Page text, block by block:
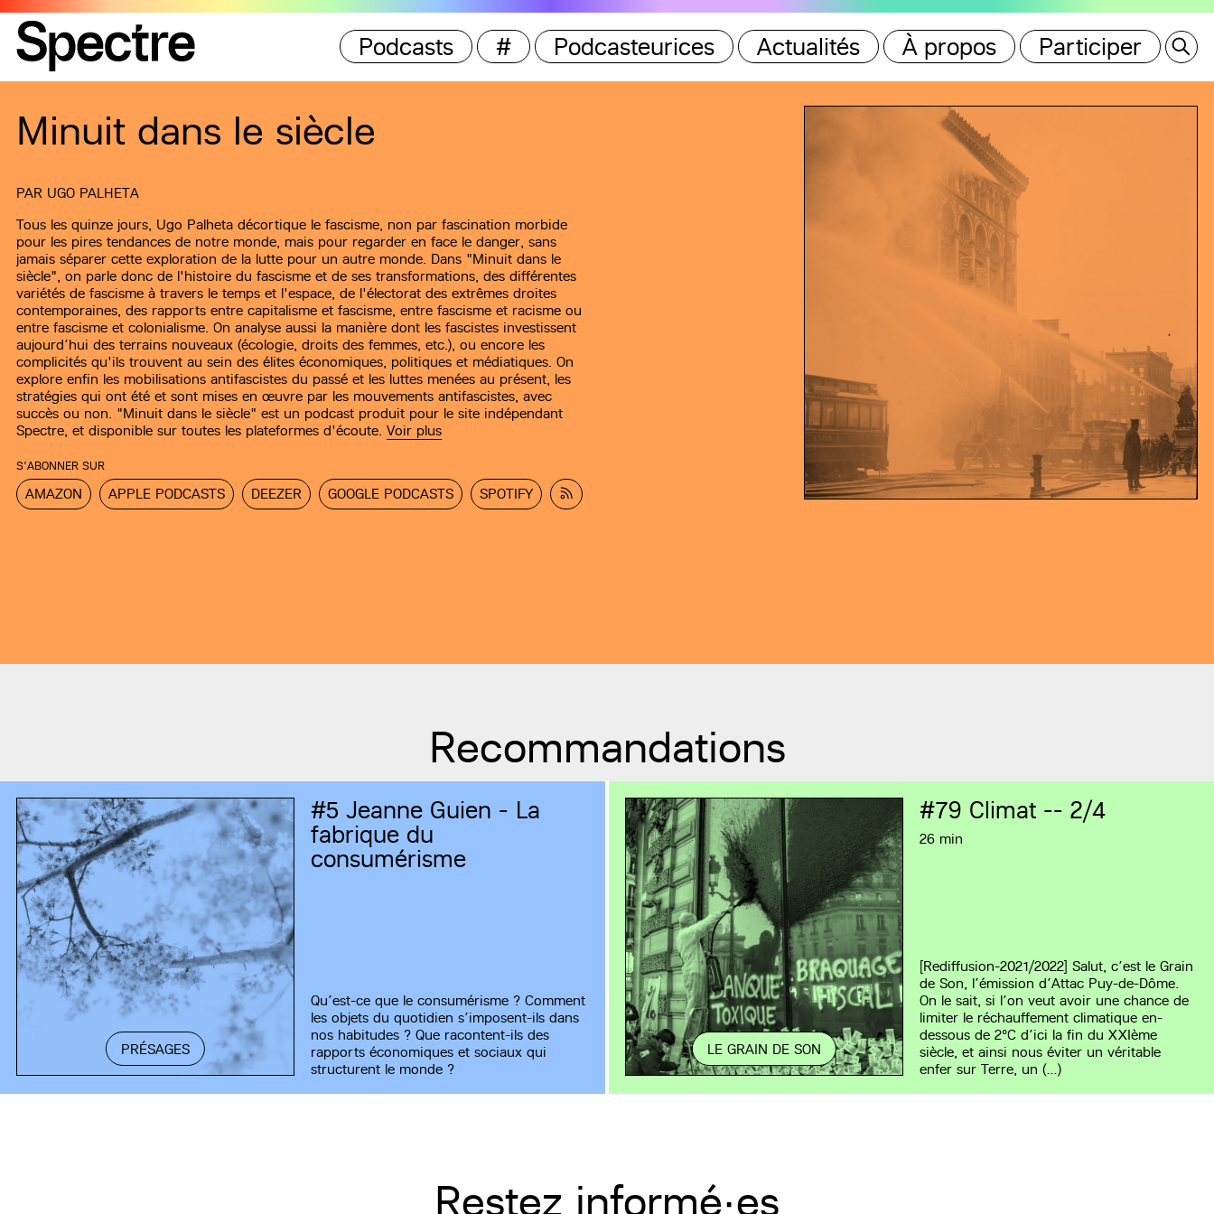
Podcasts # Podcasteurices Actualités À propos Participer
Minuit dans le siècle
PAR UGO PALHETA
Tous les quinze jours, Ugo Palheta décortique le fascisme, non par fascination morbide
pour les pires tendances de notre monde, mais pour regarder en face le danger, sans
jamais séparer cette exploration de la lutte pour un autre monde. Dans "Minuit dans le
siècle", on parle donc de l'histoire du fascisme et de ses transformations, des différentes
variétés de fascisme à travers le temps et l'espace, de l'électorat des extrêmes droites
contemporaines, des rapports entre capitalisme et fascisme, entre fascisme et racisme ou
entre fascisme et colonialisme. On analyse aussi la manière dont les fascistes investissent
aujourd’hui des terrains nouveaux (écologie, droits des femmes, etc.), ou encore les
complicités qu'ils trouvent au sein des élites économiques, politiques et médiatiques. On
explore enfin les mobilisations antifascistes du passé et les luttes menées au présent, les
stratégies qui ont été et sont mises en œuvre par les mouvements antifascistes, avec
succès ou non. "Minuit dans le siècle" est un podcast produit pour le site indépendant
Spectre, et disponible sur toutes les plateformes d'écoute.Voir plus
S’ABONNER SUR
AMAZON APPLE PODCASTS DEEZER GOOGLE PODCASTS SPOTIFY
Recommandations
PRÉSAGES
#5 Jeanne Guien - La
fabrique du
consumérisme
Qu’est-ce que le consumérisme ? Comment
les objets du quotidien s’imposent-ils dans
nos habitudes ? Que racontent-ils des
rapports économiques et sociaux qui
structurent le monde ?
LE GRAIN DE SON
#79 Climat -- 2/4
26 min
[Rediffusion-2021/2022] Salut, c’est le Grain
de Son, l’émission d’Attac Puy-de-Dôme.
On le sait, si l’on veut avoir une chance de
limiter le réchauffement climatique en-
dessous de 2°C d’ici la fin du XXIème
siècle, et ainsi nous éviter un véritable
enfer sur Terre, un (…)
Restez informé·es